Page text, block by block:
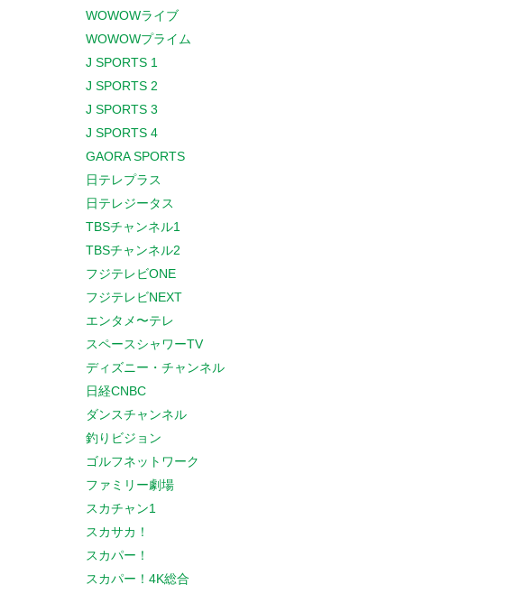
WOWOWライブ
WOWOWプライム
J SPORTS 1
J SPORTS 2
J SPORTS 3
J SPORTS 4
GAORA SPORTS
日テレプラス
日テレジータス
TBSチャンネル1
TBSチャンネル2
フジテレビONE
フジテレビNEXT
エンタメ〜テレ
スペースシャワーTV
ディズニー・チャンネル
日経CNBC
ダンスチャンネル
釣りビジョン
ゴルフネットワーク
ファミリー劇場
スカチャン1
スカサカ！
スカパー！
スカパー！4K総合